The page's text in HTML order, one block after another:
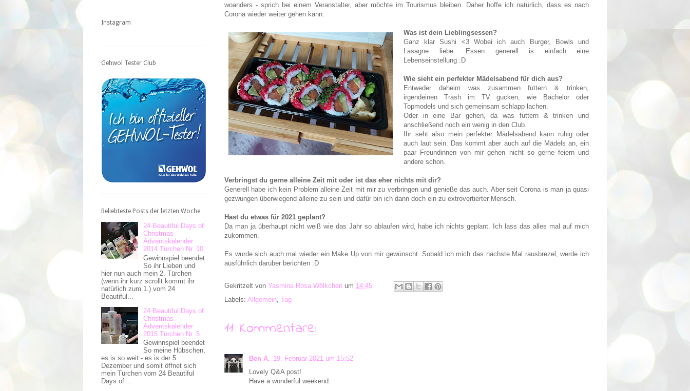
woanders - sprich bei einem Veranstalter, aber möchte im Tourismus bleiben. Daher hoffe ich natürlich, dass es nach
Corona wieder weiter gehen kann.
Was ist dein Lieblingsessen?
Ganz klar Sushi <3 Wobei ich auch Burger, Bowls und
Lasagne liebe. Essen generell is einfach eine
Lebenseinstellung :D
Wie sieht ein perfekter Mädelsabend für dich aus?
Entweder daheim was zusammen futtern & trinken,
irgendeinen Trash im TV gucken, wie Bachelor oder
Topmodels und sich gemeinsam schlapp lachen.
Oder in eine Bar gehen, da was futtern & trinken und
anschließend noch ein wenig in den Club.
Ihr seht also mein perfekter Mädelsabend kann ruhig oder
auch laut sein. Das kommt aber auch auf die Mädels an, ein
paar Freundinnen von mir gehen nicht so gerne feiern und
andere schon.
Verbringst du gerne alleine Zeit mit oder ist das eher nichts mit dir?
Generell habe ich kein Problem alleine Zeit mit mir zu verbringen und genieße das auch. Aber seit Corona is man ja quasi
gezwungen überwiegend alleine zu sein und dafür bin ich dann doch ein zu extrovertierter Mensch.
Hast du etwas für 2021 geplant?
Da man ja überhaupt nicht weiß wie das Jahr so ablaufen wird, habe ich nichts geplant. Ich lass das alles mal auf mich
zukommen.
Es wurde sich auch mal wieder ein Make Up von mir gewünscht. Sobald ich mich das nächste Mal rausbrezel, werde ich
ausführlich darüber berichten :D
Gekritzelt von Yasmina Rosa Wölkchen um 14:45
Labels: Allgemein Tag
11 Kommentare:
Ben A. 19. Februar 2021 um 15:52
Lovely Q&A post!
Have a wonderful weekend.
Instagram
Gehwol Tester Club
Beliebteste Posts der letzten Woche
24 Beautiful Days of
Christmas
Adventskalender
2014 Türchen Nr. 10
Gewinnspiel beendet
So ihr Lieben und
hier nun auch mein 2. Türchen
(wenn ihr kurz scrollt kommt ihr
natürlich zum 1.) vom 24
Beautiful...
24 Beautiful Days of
Christmas
Adventskalender
2015 Türchen Nr. 5
Gewinnspiel beendet
So meine Hübschen,
es is so weit - es is der 5.
Dezember und somit öffnet sich
mein Türchen vom 24 Beautiful
Days of ...